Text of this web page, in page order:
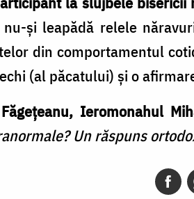
și leapădă relele
din comportamentul
(al păcatului) și o
Ieromonahul
Un răspuns